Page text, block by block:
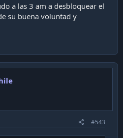
a las 3 am a desbloquear el
su buena voluntad y
#543